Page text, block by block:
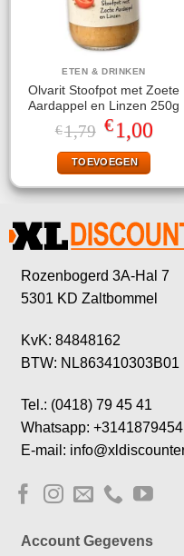
ETEN & DRINKEN
Olvarit Stoofpot met Zoete
Aardappel en Linzen 250g
€1,79
prijs
was:
€1,79.
€1,00prijs
is:
€1,00.
TOEVOEGEN
Rozenbogerd 3A-Hal 7
5301 KD Zaltbommel
KvK: 84848162
BTW: NL863410303B01
Tel.: (0418) 79 45 41
Whatsapp:
E-mail:
Account Gegevens